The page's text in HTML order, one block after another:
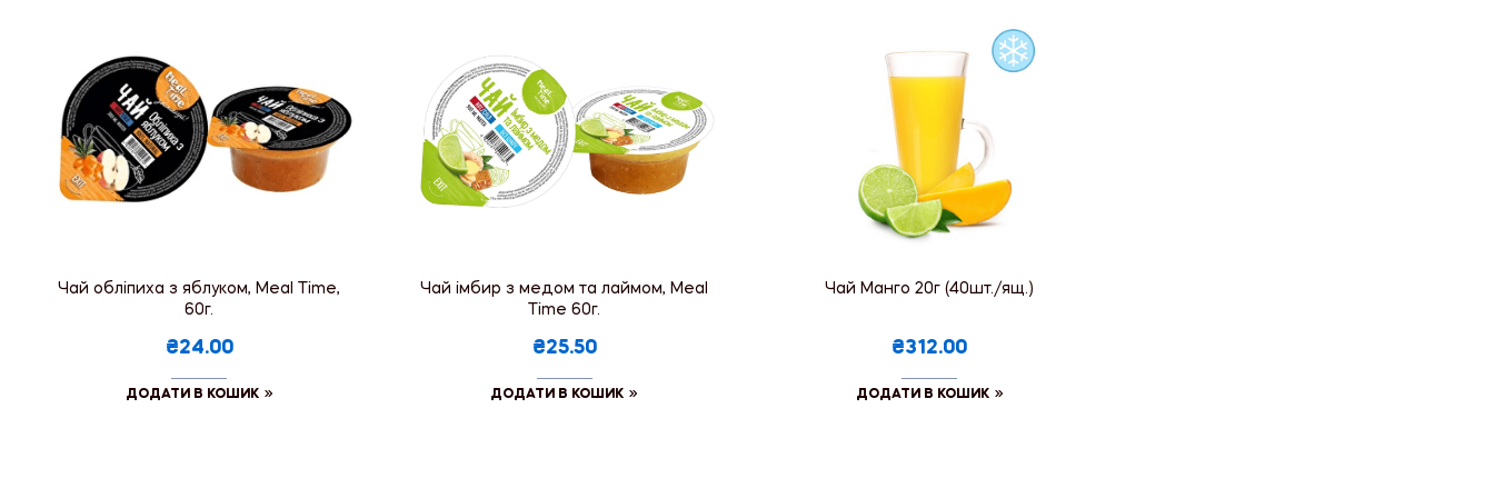
Чай обліпиха з яблуком, Meal Time,
60г.
₴24.00
ДОДАТИ В КОШИК
Чай імбир з медом та лаймом, Meal
Time 60г.
₴25.50
ДОДАТИ В КОШИК
Чай Манго 20г (40шт./ящ.)
₴312.00
ДОДАТИ В КОШИК